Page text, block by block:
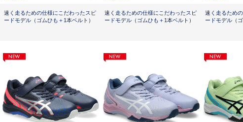
速く走るための仕様にこだわったスピ
ードモデル（ゴムひも＋1本ベルト）
速く走るための仕様にこだわったスピ
ードモデル（ゴムひも＋1本ベルト）
速く走るため
ードモデル（